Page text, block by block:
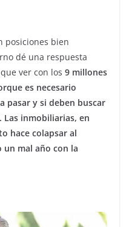
posiciones bien
dé una respuesta
ver con los 9 millones
es necesario
pasar y si deben buscar
Las inmobiliarias, en
hace colapsar al
mal año con la